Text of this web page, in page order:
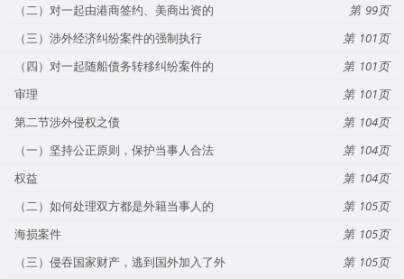
（二）对一起由港商签约、美商出资的
99
（三）涉外经济纠纷案件的强制执行
101
（四）对一起随船债务转移纠纷案件的
101
审理
101
第二节涉外侵权之债
104
（一）坚持公正原则，保护当事人合法
104
权益
104
（二）如何处理双方都是外籍当事人的
105
海损案件
105
（三）侵吞国家财产，逃到国外加入了外
105